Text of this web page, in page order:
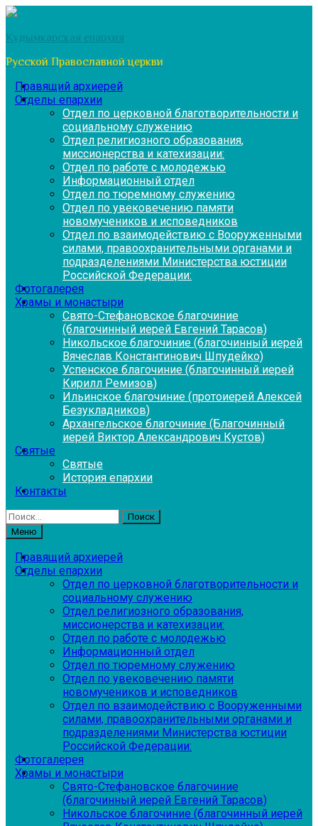
Перейти
содержимому
Кудымкарская епархия
Русской Православной церкви
Правящий архиерей
Отделы епархии
Отдел по церковной благотворительности и
социальному служению
Отдел религиозного образования,
миссионерства и катехизации:
Отдел по работе с молодежью
Информационный отдел
Отдел по тюремному служению
Отдел по увековечению памяти
новомучеников и исповедников
Отдел по взаимодействию с Вооруженными
силами, правоохранительными органами и
подразделениями Министерства юстиции
Российской Федерации:
Фотогалерея
Храмы и монастыри
Свято-Стефановское благочиние
(благочинный иерей Евгений Тарасов)
Никольское благочиние (благочинный иерей
Вячеслав Константинович Шпудейко)
Успенское благочиние (благочинный иерей
Кирилл Ремизов)
Ильинское благочиние (протоиерей Алексей
Безукладников)
Архангельское благочиние (Благочинный
иерей Виктор Александрович Кустов)
Святые
Святые
История епархии
Контакты
Найти:
Меню
Правящий архиерей
Отделы епархии
Отдел по церковной благотворительности и
социальному служению
Отдел религиозного образования,
миссионерства и катехизации:
Отдел по работе с молодежью
Информационный отдел
Отдел по тюремному служению
Отдел по увековечению памяти
новомучеников и исповедников
Отдел по взаимодействию с Вооруженными
силами, правоохранительными органами и
подразделениями Министерства юстиции
Российской Федерации:
Фотогалерея
Храмы и монастыри
Свято-Стефановское благочиние
(благочинный иерей Евгений Тарасов)
Никольское благочиние (благочинный иерей